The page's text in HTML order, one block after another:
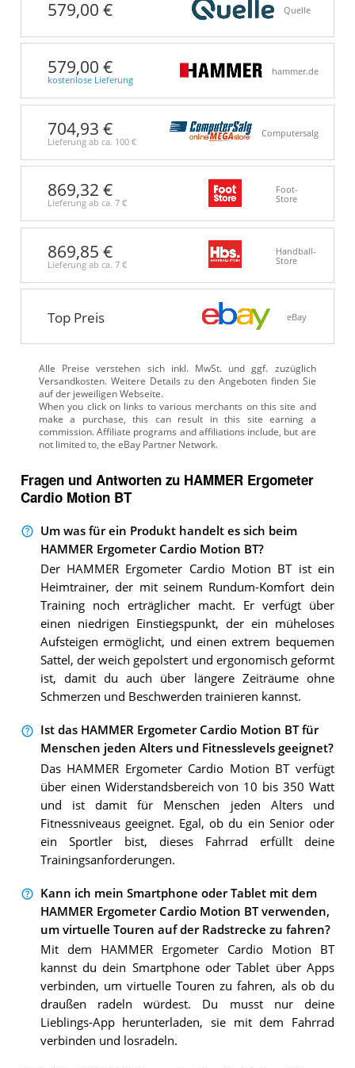
579,00 € Quelle
579,00 €
kostenlose Lieferung
hammer.de
704,93 €
Lieferung ab ca. 100 €
Computersalg
869,32 €
Lieferung ab ca. 7 €
Foot-
Store
869,85 €
Lieferung ab ca. 7 €
Handball-
Store
Top Preis eBay
Alle Preise verstehen sich inkl. MwSt. und ggf. zuzüglich
Versandkosten. Weitere Details zu den Angeboten finden Sie
auf der jeweiligen Webseite.
Fragen und Antworten zu HAMMER Ergometer
Cardio Motion BT
Um was für ein Produkt handelt es sich beim
HAMMER Ergometer Cardio Motion BT?
Der HAMMER Ergometer Cardio Motion BT ist ein
Heimtrainer, der mit seinem Rundum-Komfort dein
Training noch erträglicher macht. Er verfügt über
einen niedrigen Einstiegspunkt, der ein müheloses
Aufsteigen ermöglicht, und einen extrem bequemen
Sattel, der weich gepolstert und ergonomisch geformt
ist, damit du auch über längere Zeiträume ohne
Schmerzen und Beschwerden trainieren kannst.
Ist das HAMMER Ergometer Cardio Motion BT für
Menschen jeden Alters und Fitnesslevels geeignet?
Das HAMMER Ergometer Cardio Motion BT verfügt
über einen Widerstandsbereich von 10 bis 350 Watt
und ist damit für Menschen jeden Alters und
Fitnessniveaus geeignet. Egal, ob du ein Senior oder
ein Sportler bist, dieses Fahrrad erfüllt deine
Trainingsanforderungen.
Kann ich mein Smartphone oder Tablet mit dem
HAMMER Ergometer Cardio Motion BT verwenden,
um virtuelle Touren auf der Radstrecke zu fahren?
Mit dem HAMMER Ergometer Cardio Motion BT
kannst du dein Smartphone oder Tablet über Apps
verbinden, um virtuelle Touren zu fahren, als ob du
draußen radeln würdest. Du musst nur deine
Lieblings-App herunterladen, sie mit dem Fahrrad
verbinden und losradeln.